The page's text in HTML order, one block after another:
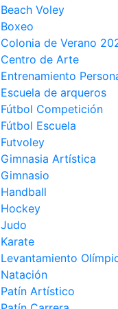
Beach Voley
Boxeo
Colonia de Verano
Centro de Arte
Entrenamiento
Escuela de arqueros
Fútbol Competición
Fútbol Escuela
Futvoley
Gimnasia Artística
Gimnasio
Handball
Hockey
Judo
Karate
Levantamiento
Natación
Patín Artístico